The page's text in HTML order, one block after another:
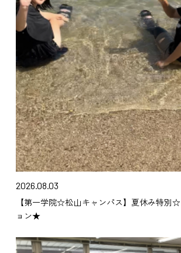
2026.08.03
【第一学院☆松山キャンパス】夏休み特別
ョン★